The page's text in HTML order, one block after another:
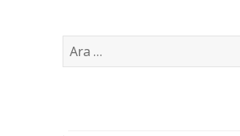
Arama: